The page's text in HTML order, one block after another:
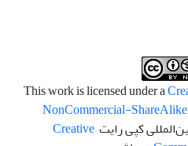
NonCommercial-
کپی رایتCreative